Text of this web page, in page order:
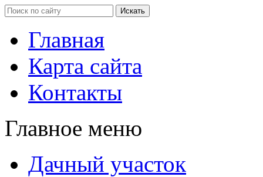
Главная
Карта сайта
Контакты
Главное меню
Дачный участок